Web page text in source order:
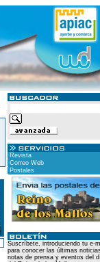
Revista
Correo Web
Postales
Suscríbete, introduciendo tu e-
para conocer las últimas
notas de prensa y eventos del